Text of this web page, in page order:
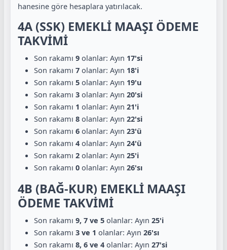
hanesine göre hesaplara yatırılacak.
4A (SSK) EMEKLİ MAAŞI ÖDEME
TAKVİMİ
Son rakamı 9 olanlar: Ayın 17'si
Son rakamı 7 olanlar: Ayın 18'i
Son rakamı 5 olanlar: Ayın 19'u
Son rakamı 3 olanlar: Ayın 20'si
Son rakamı 1 olanlar: Ayın 21'i
Son rakamı 8 olanlar: Ayın 22'si
Son rakamı 6 olanlar: Ayın 23'ü
Son rakamı 4 olanlar: Ayın 24'ü
Son rakamı 2 olanlar: Ayın 25'i
Son rakamı 0 olanlar: Ayın 26'sı
4B (BAĞ-KUR) EMEKLİ MAAŞI
ÖDEME TAKVİMİ
Son rakamı 9, 7 ve 5 olanlar: Ayın 25'i
Son rakamı 3 ve 1 olanlar: Ayın 26'sı
Son rakamı 8, 6 ve 4 olanlar: Ayın 27'si